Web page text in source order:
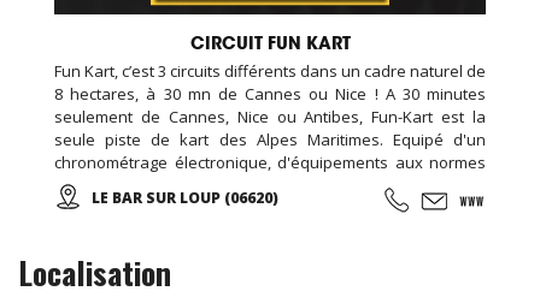
CIRCUIT FUN KART
Fun Kart, c’est 3 circuits différents dans un cadre naturel de
8 hectares, à 30 mn de Cannes ou Nice ! A 30 minutes
seulement de Cannes, Nice ou Antibes, Fun-Kart est la
seule piste de kart des Alpes Maritimes. Equipé d'un
chronométrage électronique, d'équipements aux normes
de sécurité européenne, assistance mécanique, et un
restaurant sur place, nous avons également une piste de
LE BAR SUR LOUP (06620)
Localisation